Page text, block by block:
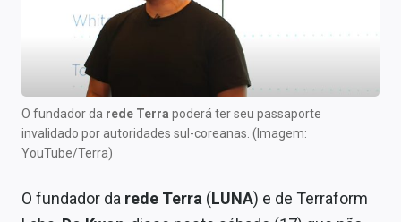
Carteiras Recomendadas
Central de Dividendos
Central de Fundos Imobiliários
Central dos IPOs
Finanças Pessoais
O fundador da rede Terra poderá ter seu passaporte
invalidado por autoridades sul-coreanas. (Imagem:
YouTube/Terra)
O fundador da rede Terra (LUNA) e de Terraform